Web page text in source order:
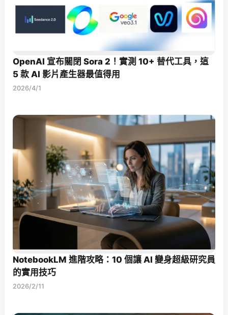
OpenAI 宣布關閉 Sora 2！實測 10+ 替代工具，這
5 款 AI 影片產生器最值得用
2026/4/1
NotebookLM 進階攻略：10 個讓 AI 變身超級研究員
的實用技巧
2026/2/11